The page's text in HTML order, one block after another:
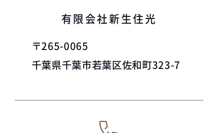
有限会社新生住光
〒265-0065
千葉県千葉市若葉区佐和町323-7